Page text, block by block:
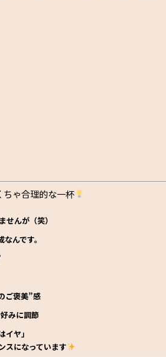
ちゃ合理的な一杯
せんが（笑）
んです。
ご褒美”感
みに調節
イヤ」
スになっています